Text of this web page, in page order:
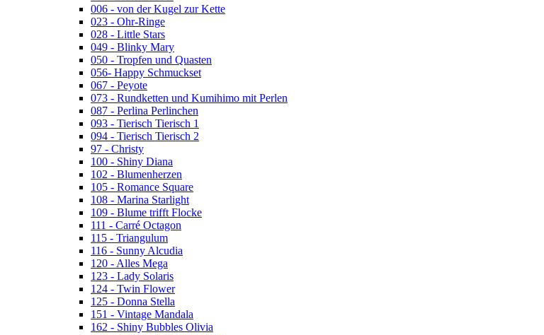
006 - von der Kugel zur Kette
023 - Ohr-Ringe
028 - Little Stars
049 - Blinky Mary
050 - Tropfen und Quasten
056- Happy Schmuckset
067 - Peyote
073 - Rundketten und Kumihimo mit Perlen
087 - Perlina Perlinchen
093 - Tierisch Tierisch 1
094 - Tierisch Tierisch 2
97 - Christy
100 - Shiny Diana
102 - Blumenherzen
105 - Romance Square
108 - Marina Starlight
109 - Blume trifft Flocke
111 - Carré Octagon
115 - Triangulum
116 - Sunny Alcudia
120 - Alles Mega
123 - Lady Solaris
124 - Twin Flower
125 - Donna Stella
151 - Vintage Mandala
162 - Shiny Bubbles Olivia